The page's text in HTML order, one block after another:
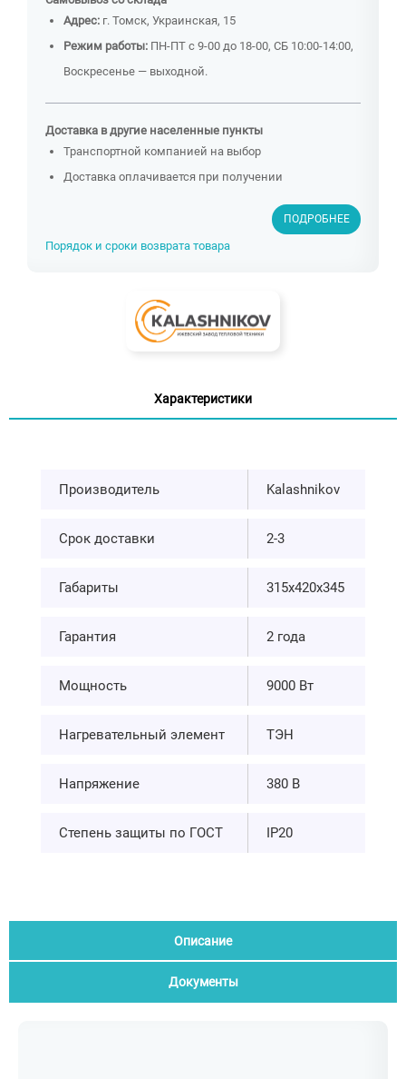
Адрес: г. Томск, Украинская, 15
Режим работы: ПН-ПТ с 9-00 до 18-00, СБ 10:00-14:00,
Воскресенье — выходной.
Доставка в другие населенные пункты
Транспортной компанией на выбор
Доставка оплачивается при получении
ПОДРОБНЕЕ
Порядок и сроки возврата товара
Характеристики
Производитель Kalashnikov
Срок доставки 2-3
Габариты 315x420x345
Гарантия 2 года
Мощность 9000 Вт
Нагревательный элемент ТЭН
Напряжение 380 В
Степень защиты по ГОСТ IP20
Описание
Документы